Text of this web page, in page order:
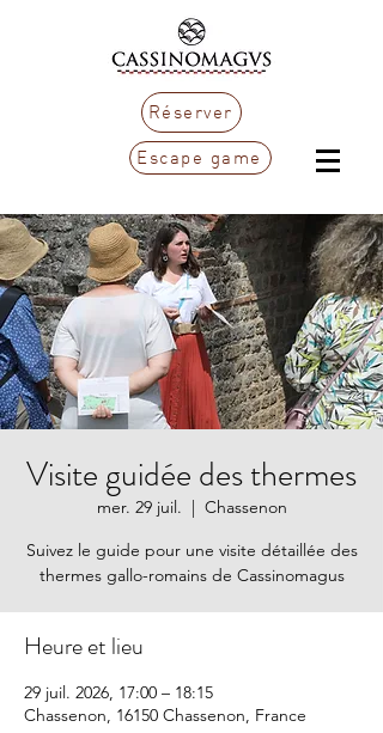
Réserver
Escape game
Visite guidée des thermes
mer. 29 juil.
  |
Chassenon
Suivez le guide pour une visite détaillée des
thermes gallo-romains de Cassinomagus
Heure et lieu
29 juil. 2026, 17:00 – 18:15
Chassenon, 16150 Chassenon, France